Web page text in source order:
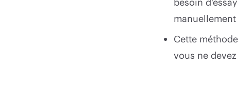
manuellement
Cette
vous ne